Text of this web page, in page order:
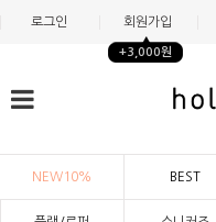
로그인 회원가입
+3,000원
NEW10% BEST